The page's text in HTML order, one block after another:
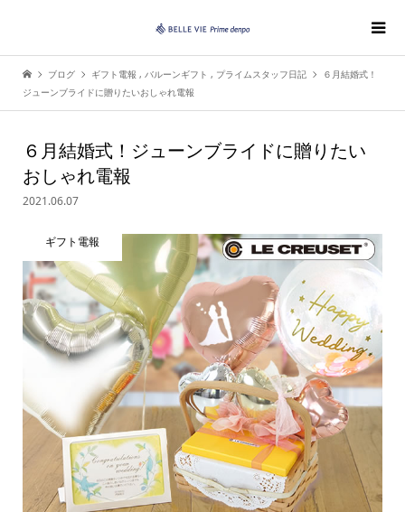
ブログ ギフト電報 , バルーンギフト , プライムスタッフ日記
６月結婚式！
ジューンブライドに贈りたいおしゃれ電報
６月結婚式！ジューンブライドに贈りたい
おしゃれ電報
2021.06.07
ギフト電報